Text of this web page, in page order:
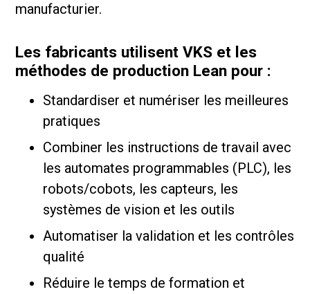
manufacturier.
Les fabricants utilisent VKS et les
méthodes de production Lean pour :
Standardiser et numériser les meilleures
pratiques
Combiner les instructions de travail avec
les automates programmables (PLC), les
robots/cobots, les capteurs, les
systèmes de vision et les outils
Automatiser la validation et les contrôles
qualité
Réduire le temps de formation et